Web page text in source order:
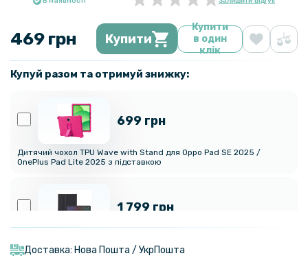
469 грн Купити
Купити
в один
клік
Купуй разом та отримуй знижку:
699 грн
Дитячий чохол TPU Wave with Stand для Oppo Pad SE 2025 /
OnePlus Pad Lite 2025 з підставкою
1 799 грн
SE 2025 / OnePlus Pad Lite 2025 з RGB підсвіткою та тачпадом
Доставка: Нова Пошта / УкрПошта